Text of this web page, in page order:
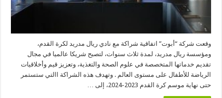
وقعت شركة “أبوت” اتفاقية شراكة مع نادي ريال مدريد لكرة القدم،
ومؤسسة ريال مدريد، لمدة ثلاث سنوات، لتصبح شريكا عالميا في مجال
تقديم خدماتها المتخصصة في علوم الصحة والتغذية، وتعزيز قيم وأخلاقيات
الرياضة للأطفال على مستوى العالم . وتهدف هذه الشراكة االتي ستستمر
حتى نهاية موسم كرة القدم 2023-2024، إلى …